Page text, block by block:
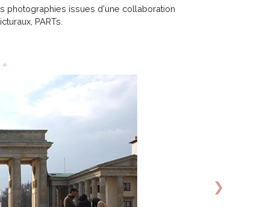
photographies issues d'une collaboration
PARTs.
•
❯